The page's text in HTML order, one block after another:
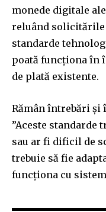
monede digitale
reluând solicitările
standarde
poată funcţiona în
de plată existente.
Rămân întrebări şi
”Aceste standarde
sau ar fi dificil de
trebuie să fie
funcţiona cu